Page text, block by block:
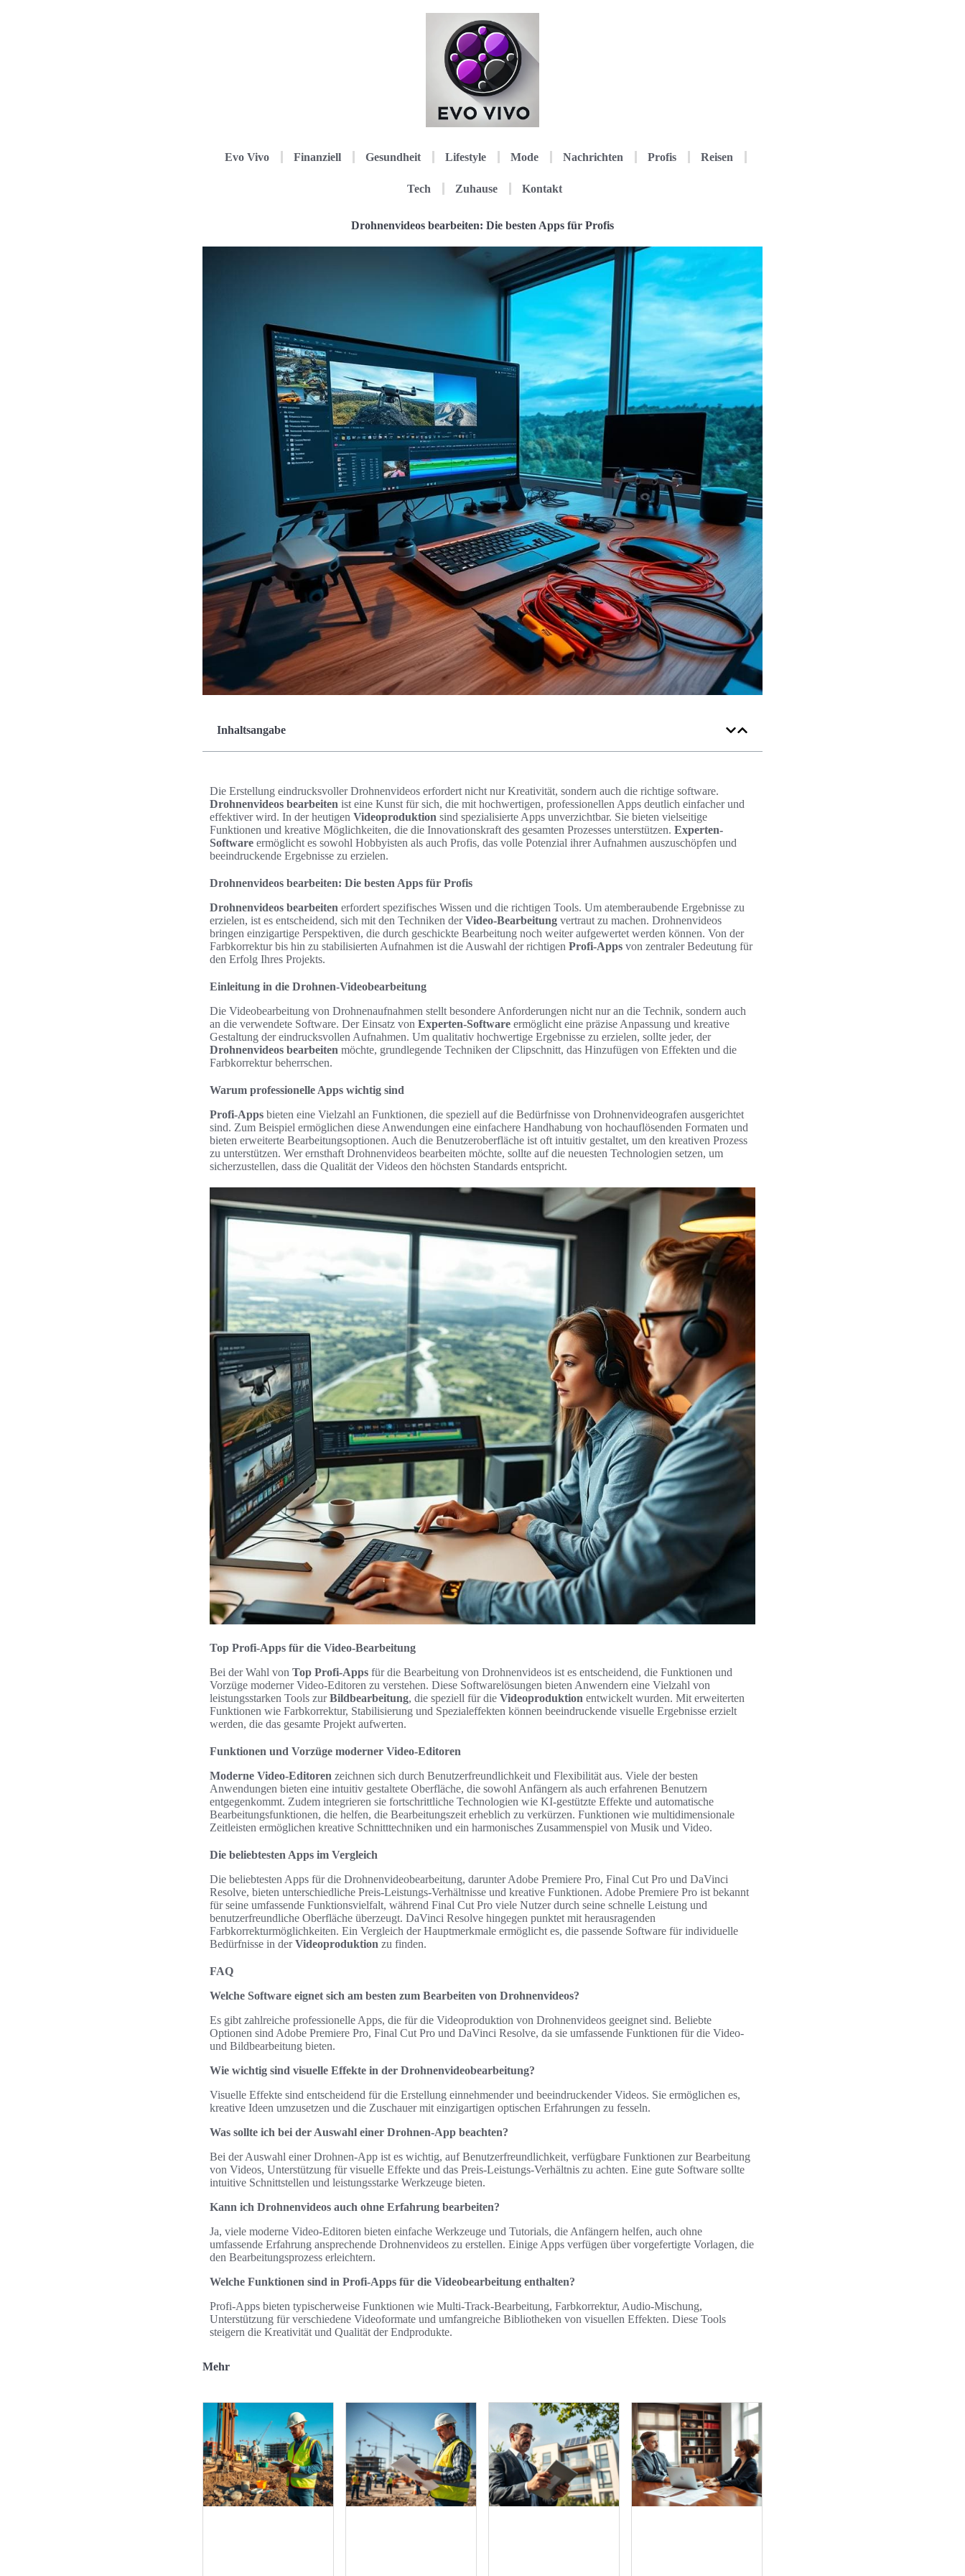
Evo Vivo Finanziell Gesundheit Lifestyle Mode Nachrichten Profis Reisen
Tech Zuhause Kontakt
Drohnenvideos bearbeiten: Die besten Apps für Profis
Inhaltsangabe
Die Erstellung eindrucksvoller Drohnenvideos erfordert nicht nur Kreativität, sondern auch die richtige software.
Drohnenvideos bearbeiten ist eine Kunst für sich, die mit hochwertigen, professionellen Apps deutlich einfacher und
effektiver wird. In der heutigen Videoproduktion sind spezialisierte Apps unverzichtbar. Sie bieten vielseitige
Funktionen und kreative Möglichkeiten, die die Innovationskraft des gesamten Prozesses unterstützen. Experten-
Software ermöglicht es sowohl Hobbyisten als auch Profis, das volle Potenzial ihrer Aufnahmen auszuschöpfen und
beeindruckende Ergebnisse zu erzielen.
Drohnenvideos bearbeiten: Die besten Apps für Profis
Drohnenvideos bearbeiten erfordert spezifisches Wissen und die richtigen Tools. Um atemberaubende Ergebnisse zu
erzielen, ist es entscheidend, sich mit den Techniken derVideo-Bearbeitung vertraut zu machen. Drohnenvideos
bringen einzigartige Perspektiven, die durch geschickte Bearbeitung noch weiter aufgewertet werden können. Von der
Farbkorrektur bis hin zu stabilisierten Aufnahmen ist die Auswahl der richtigen Profi-Apps von zentraler Bedeutung für
den Erfolg Ihres Projekts.
Einleitung in die Drohnen-Videobearbeitung
Die Videobearbeitung von Drohnenaufnahmen stellt besondere Anforderungen nicht nur an die Technik, sondern auch
an die verwendete Software. Der Einsatz von Experten-Software ermöglicht eine präzise Anpassung und kreative
Gestaltung der eindrucksvollen Aufnahmen. Um qualitativ hochwertige Ergebnisse zu erzielen, sollte jeder, der
Drohnenvideos bearbeiten möchte, grundlegende Techniken der Clipschnitt, das Hinzufügen von Effekten und die
Farbkorrektur beherrschen.
Warum professionelle Apps wichtig sind
Profi-Apps bieten eine Vielzahl an Funktionen, die speziell auf die Bedürfnisse von Drohnenvideografen ausgerichtet
sind. Zum Beispiel ermöglichen diese Anwendungen eine einfachere Handhabung von hochauflösenden Formaten und
bieten erweiterte Bearbeitungsoptionen. Auch die Benutzeroberfläche ist oft intuitiv gestaltet, um den kreativen Prozess
zu unterstützen. Wer ernsthaft Drohnenvideos bearbeiten möchte, sollte auf die neuesten Technologien setzen, um
sicherzustellen, dass die Qualität der Videos den höchsten Standards entspricht.
Top Profi-Apps für die Video-Bearbeitung
Bei der Wahl von Top Profi-Apps für die Bearbeitung von Drohnenvideos ist es entscheidend, die Funktionen und
Vorzüge moderner Video-Editoren zu verstehen. Diese Softwarelösungen bieten Anwendern eine Vielzahl von
leistungsstarken Tools zurBildbearbeitung, die speziell für die Videoproduktion entwickelt wurden. Mit erweiterten
Funktionen wie Farbkorrektur, Stabilisierung und Spezialeffekten können beeindruckende visuelle Ergebnisse erzielt
werden, die das gesamte Projekt aufwerten.
Funktionen und Vorzüge moderner Video-Editoren
Moderne Video-Editoren zeichnen sich durch Benutzerfreundlichkeit und Flexibilität aus. Viele der besten
Anwendungen bieten eine intuitiv gestaltete Oberfläche, die sowohl Anfängern als auch erfahrenen Benutzern
entgegenkommt. Zudem integrieren sie fortschrittliche Technologien wie KI-gestützte Effekte und automatische
Bearbeitungsfunktionen, die helfen, die Bearbeitungszeit erheblich zu verkürzen. Funktionen wie multidimensionale
Zeitleisten ermöglichen kreative Schnitttechniken und ein harmonisches Zusammenspiel von Musik und Video.
Die beliebtesten Apps im Vergleich
Die beliebtesten Apps für die Drohnenvideobearbeitung, darunter Adobe Premiere Pro, Final Cut Pro und DaVinci
Resolve, bieten unterschiedliche Preis-Leistungs-Verhältnisse und kreative Funktionen. Adobe Premiere Pro ist bekannt
für seine umfassende Funktionsvielfalt, während Final Cut Pro viele Nutzer durch seine schnelle Leistung und
benutzerfreundliche Oberfläche überzeugt. DaVinci Resolve hingegen punktet mit herausragenden
Farbkorrekturmöglichkeiten. Ein Vergleich der Hauptmerkmale ermöglicht es, die passende Software für individuelle
Bedürfnisse in derVideoproduktion zu finden.
FAQ
Welche Software eignet sich am besten zum Bearbeiten von Drohnenvideos?
Es gibt zahlreiche professionelle Apps, die für die Videoproduktion von Drohnenvideos geeignet sind. Beliebte
Optionen sind Adobe Premiere Pro, Final Cut Pro und DaVinci Resolve, da sie umfassende Funktionen für die Video-
und Bildbearbeitung bieten.
Wie wichtig sind visuelle Effekte in der Drohnenvideobearbeitung?
Visuelle Effekte sind entscheidend für die Erstellung einnehmender und beeindruckender Videos. Sie ermöglichen es,
kreative Ideen umzusetzen und die Zuschauer mit einzigartigen optischen Erfahrungen zu fesseln.
Was sollte ich bei der Auswahl einer Drohnen-App beachten?
Bei der Auswahl einer Drohnen-App ist es wichtig, auf Benutzerfreundlichkeit, verfügbare Funktionen zur Bearbeitung
von Videos, Unterstützung für visuelle Effekte und das Preis-Leistungs-Verhältnis zu achten. Eine gute Software sollte
intuitive Schnittstellen und leistungsstarke Werkzeuge bieten.
Kann ich Drohnenvideos auch ohne Erfahrung bearbeiten?
Ja, viele moderne Video-Editoren bieten einfache Werkzeuge und Tutorials, die Anfängern helfen, auch ohne
umfassende Erfahrung ansprechende Drohnenvideos zu erstellen. Einige Apps verfügen über vorgefertigte Vorlagen, die
den Bearbeitungsprozess erleichtern.
Welche Funktionen sind in Profi-Apps für die Videobearbeitung enthalten?
Profi-Apps bieten typischerweise Funktionen wie Multi-Track-Bearbeitung, Farbkorrektur, Audio-Mischung,
Unterstützung für verschiedene Videoformate und umfangreiche Bibliotheken von visuellen Effekten. Diese Tools
steigern die Kreativität und Qualität der Endprodukte.
Mehr